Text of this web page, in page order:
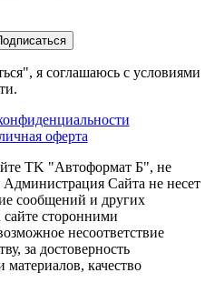
я соглашаюсь с условиями
оферта
TK "Автоформат Б", не
Сайта не несет
сообщений и других
сторонними
несоответствие
за достоверность
качество